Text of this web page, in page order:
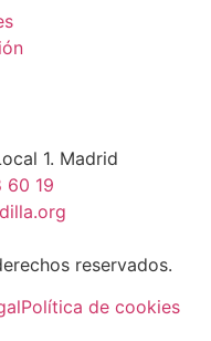
1. Madrid
60 19
reservados.
Política de cookies